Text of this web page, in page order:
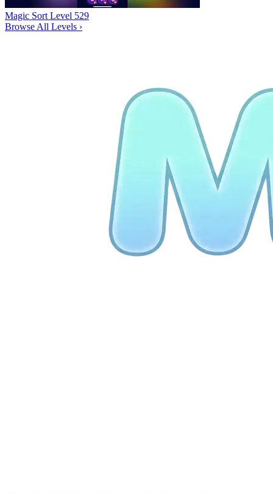
Magic Sort Level 529
Browse All Levels ›